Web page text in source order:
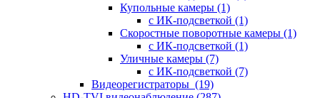
Купольные камеры (1)
с ИК-подсветкой (1)
Скоростные поворотные камеры (1)
с ИК-подсветкой (1)
Уличные камеры (7)
с ИК-подсветкой (7)
Видеорегистраторы (19)